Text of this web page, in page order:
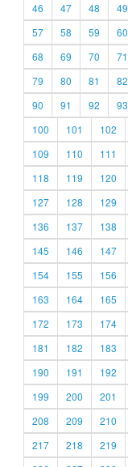
46
47 48 49
57
58 59 60
68
69 70 71
79
80 81 82
90
91 92 93
100
101 102
109
110 111
118
119 120
127
128 129
136
137 138
145
146 147
154
155 156
163
164 165
172
173 174
181
182 183
190
191 192
199
200 201
208
209 210
217
218 219